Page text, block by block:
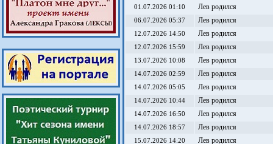
01.07.2026 01:10 Лев родился
06.07.2026 05:37 Лев родился
12.07.2026 14:50 Лев родился
12.07.2026 15:59 Лев родился
13.07.2026 10:08 Лев родился
14.07.2026 02:59 Лев родился
14.07.2026 05:05 Лев родился
14.07.2026 10:44 Лев родился
14.07.2026 16:50 Лев родился
14.07.2026 18:57 Лев родился
15.07.2026 14:20 Лев родился